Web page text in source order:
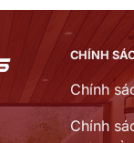
₫.
CHÍNH
Chính
Chính